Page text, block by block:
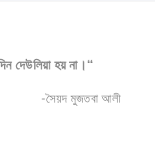
দেউলিয়া হয় না।“
-সৈয়দ মুজতবা আলী